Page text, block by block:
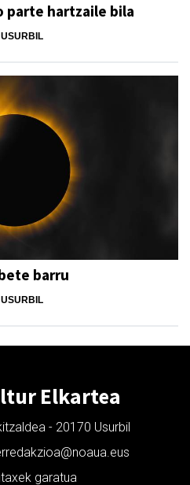
parte hartzaile bila
USURBIL
barru
USURBIL
Elkartea
- 20170 Usurbil
garatua